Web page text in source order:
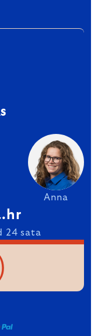
Anna
24 sata